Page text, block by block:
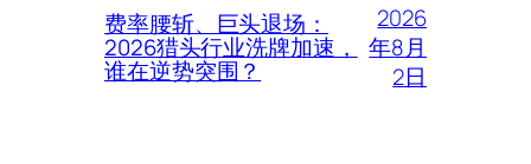
费率腰斩、巨头退场：
2026猎头行业洗牌加速，
谁在逆势突围？
2026
年8月
2日